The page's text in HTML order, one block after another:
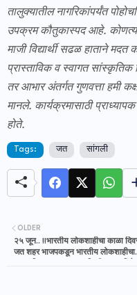
तालुक्यातील नागरिकांपर्यंत
उपक्रम कौतुकास्पद आहे.
माजी विद्यार्थी सढळ हाताने
प्रास्ताविक व स्वागत
तर आभार अंतर्गत गुणवत्ता हमी
मानले. कार्यक्रमासाठी
होते.
Tags: जत सांगली
OLDER
२५ जून.. !!भारतीय लोकशाहीचा काळा
जत शहर भाजपकडून भारतीय लोकशाहीचा